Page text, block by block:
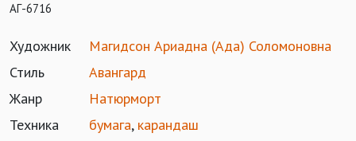
АГ-6716
Художник
Магидсон Ариадна (Ада) Соломоновна
Стиль
Авангард
Жанр
Натюрморт
Техника
бумага, карандаш